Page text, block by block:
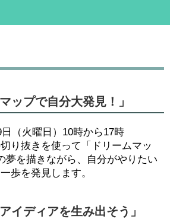
ップで自分大発見！」
（火曜日）10時から17時
り抜きを使って「ドリームマッ
夢を描きながら、自分がやりたい
歩を発見します。
イディアを生み出そう」